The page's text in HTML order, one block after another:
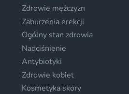
Zdrowie mężczyzn
Zaburzenia erekcji
Ogólny stan zdrowia
Nadciśnienie
Antybiotyki
Zdrowie kobiet
Kosmetyka skóry